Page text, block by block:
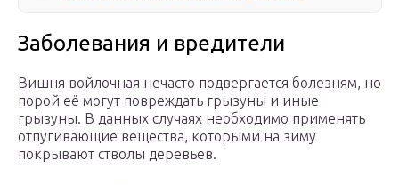
Заболевания и вредители
Вишня войлочная нечасто подвергается болезням, но
порой её могут повреждать грызуны и иные
грызуны. В данных случаях необходимо применять
отпугивающие вещества, которыми на зиму
покрывают стволы деревьев.